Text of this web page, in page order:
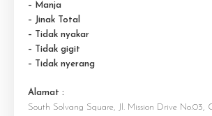
– Manja
– Jinak Total
– Tidak nyakar
– Tidak gigit
– Tidak nyerang
Alamat :
South Solvang Square, Jl. Mission Drive No.03,